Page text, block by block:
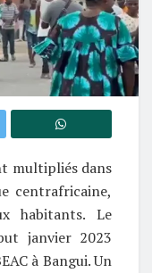
multipliés dans
centrafricaine,
habitants. Le
janvier 2023
à Bangui. Un